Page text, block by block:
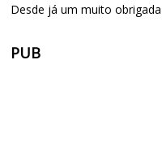
Desde já um muito
PUB